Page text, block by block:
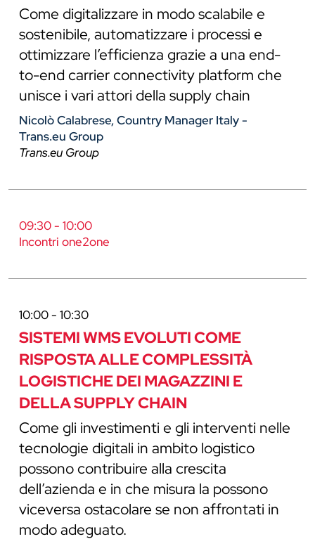
Come digitalizzare in modo scalabile e
sostenibile, automatizzare i processi e
ottimizzare l’efficienza grazie a una end-
to-end carrier connectivity platform che
unisce i vari attori della supply chain
Nicolò Calabrese, Country Manager Italy -
Trans.eu Group
Trans.eu Group
09:30 - 10:00
Incontri one2one
10:00 - 10:30
SISTEMI WMS EVOLUTI COME
RISPOSTA ALLE COMPLESSITÀ
LOGISTICHE DEI MAGAZZINI E
DELLA SUPPLY CHAIN
Come gli investimenti e gli interventi nelle
tecnologie digitali in ambito logistico
possono contribuire alla crescita
dell’azienda e in che misura la possono
viceversa ostacolare se non affrontati in
modo adeguato.